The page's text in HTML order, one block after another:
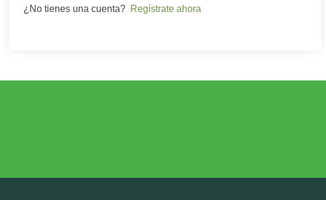
¿No tienes una cuenta? Regístrate ahora